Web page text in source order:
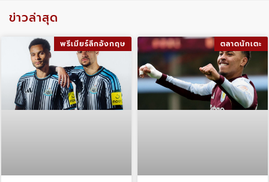
ข่าวล่าสุด
พรีเมียร์ลีกอังกฤษ ตลาดนักเตะ